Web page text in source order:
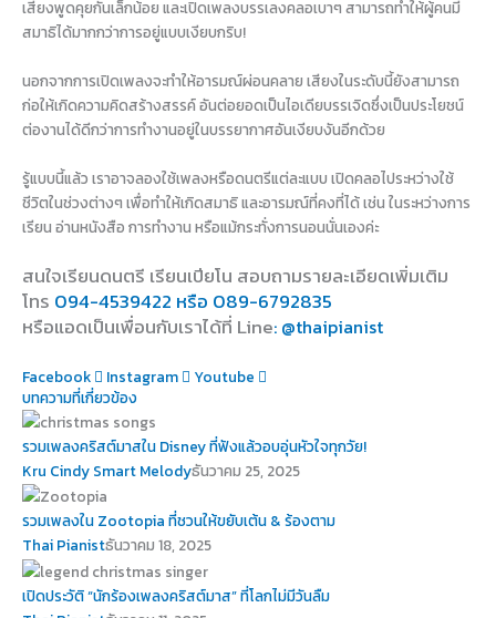
เสียงพูดคุยกันเล็กน้อย และเปิดเพลงบรรเลงคลอเบาๆ สามารถทำให้ผู้คนมี
สมาธิได้มากกว่าการอยู่แบบเงียบกริบ!
นอกจากการเปิดเพลงจะทำให้อารมณ์ผ่อนคลาย เสียงในระดับนี้ยังสามารถ
ก่อให้เกิดความคิดสร้างสรรค์ อันต่อยอดเป็นไอเดียบรรเจิดซึ่งเป็นประโยชน์
ต่องานได้ดีกว่าการทำงานอยู่ในบรรยากาศอันเงียบงันอีกด้วย
รู้แบบนี้แล้ว เราอาจลองใช้เพลงหรือดนตรีแต่ละแบบ เปิดคลอไประหว่างใช้
ชีวิตในช่วงต่างๆ เพื่อทำให้เกิดสมาธิ และอารมณ์ที่คงที่ได้ เช่น ในระหว่างการ
เรียน อ่านหนังสือ การทำงาน หรือแม้กระทั่งการนอนนั่นเองค่ะ
สนใจเรียนดนตรี เรียนเปียโน สอบถามรายละเอียดเพิ่มเติม
โทร 094-4539422 หรือ 089-6792835
หรือแอดเป็นเพื่อนกับเราได้ที่ Line: @thaipianist
Facebook Instagram
Youtube
บทความที่เกี่ยวข้อง
รวมเพลงคริสต์มาสใน Disney ที่ฟังแล้วอบอุ่นหัวใจทุกวัย!
Kru Cindy Smart Melodyธันวาคม 25, 2025
รวมเพลงใน Zootopia ที่ชวนให้ขยับเต้น & ร้องตาม
Thai Pianistธันวาคม 18, 2025
เปิดประวัติ “นักร้องเพลงคริสต์มาส” ที่โลกไม่มีวันลืม